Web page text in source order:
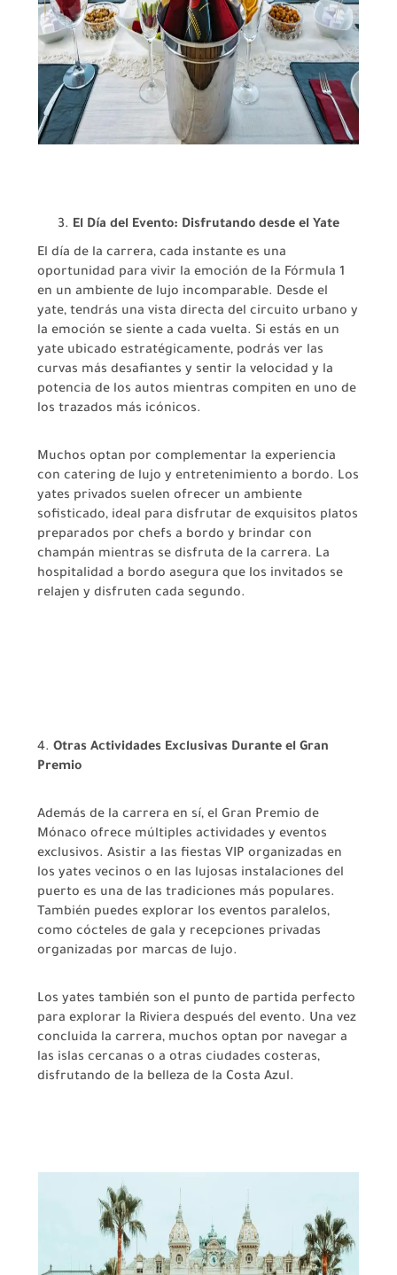
El Día del Evento: Disfrutando desde el Yate
El día de la carrera, cada instante es una
oportunidad para vivir la emoción de la Fórmula 1
en un ambiente de lujo incomparable. Desde el
yate, tendrás una vista directa del circuito urbano y
la emoción se siente a cada vuelta. Si estás en un
yate ubicado estratégicamente, podrás ver las
curvas más desafiantes y sentir la velocidad y la
potencia de los autos mientras compiten en uno de
los trazados más icónicos.
Muchos optan por complementar la experiencia
con catering de lujo y entretenimiento a bordo. Los
yates privados suelen ofrecer un ambiente
sofisticado, ideal para disfrutar de exquisitos platos
preparados por chefs a bordo y brindar con
champán mientras se disfruta de la carrera. La
hospitalidad a bordo asegura que los invitados se
relajen y disfruten cada segundo.
4.Otras Actividades Exclusivas Durante el Gran
Premio
Además de la carrera en sí, el Gran Premio de
Mónaco ofrece múltiples actividades y eventos
exclusivos. Asistir a las fiestas VIP organizadas en
los yates vecinos o en las lujosas instalaciones del
puerto es una de las tradiciones más populares.
También puedes explorar los eventos paralelos,
como cócteles de gala y recepciones privadas
organizadas por marcas de lujo.
Los yates también son el punto de partida perfecto
para explorar la Riviera después del evento. Una vez
concluida la carrera, muchos optan por navegar a
las islas cercanas o a otras ciudades costeras,
disfrutando de la belleza de la Costa Azul.